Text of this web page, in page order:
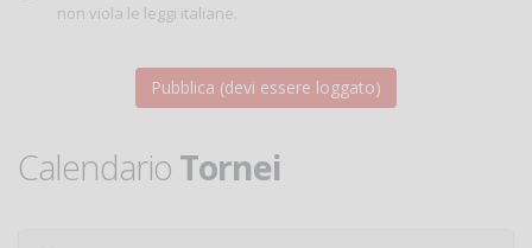
non viola le leggi italiane.
Calendario Tornei